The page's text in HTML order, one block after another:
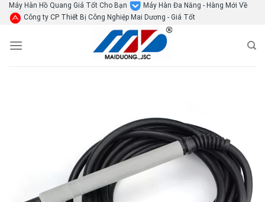
SkipMáy Hàn Hồ Quang Giá Tốt Cho Bạn
Máy Hàn Đa Năng - Hàng Mới Về
Công ty CP Thiết Bị Công Nghiệp Mai Dương - Giá Tốt